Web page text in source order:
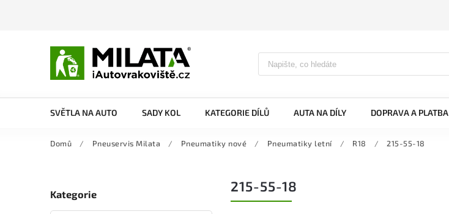
SVĚTLA NA AUTO SADY KOL KATEGORIE DÍLŮ AUTA NA DÍLY DOPRAVA A PLATBA
Domů / Pneuservis Milata / Pneumatiky nové / Pneumatiky letní / R18 / 215-55-18
Kategorie 215-55-18